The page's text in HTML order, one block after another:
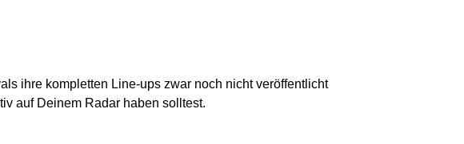
ihre kompletten Line-ups zwar noch nicht veröffentlicht
auf Deinem Radar haben solltest.